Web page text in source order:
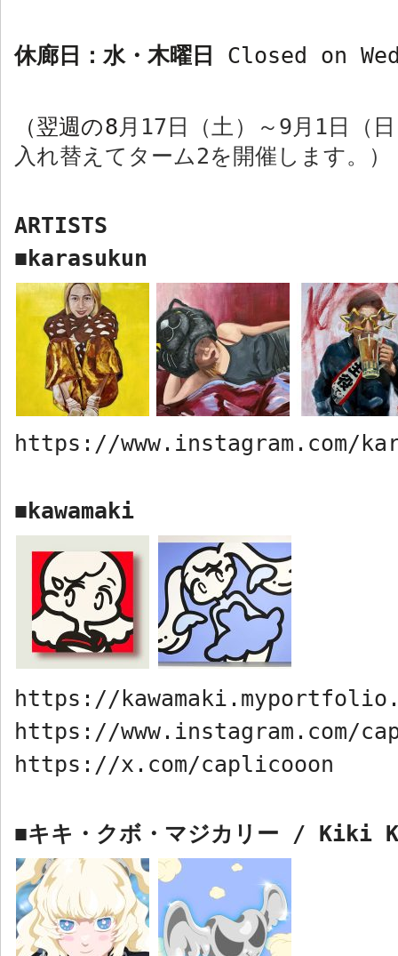
休廊日：水・木曜日 Closed on
（翌週の8月 17 日（土）～ 9月 1 日（
入れ替えてターム2を開催します。）
ARTISTS
■ karasukun
https://www.instagram.com/
■ kawamaki
https://
https://www.instagram.com/
https://x.com/caplicooon
■キキ・クボ・マジカリー / Kiki